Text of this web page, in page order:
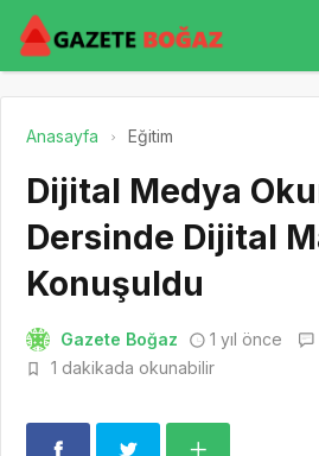
Anasayfa Eğitim
Dijital Medya
Dersinde Dijital
Konuşuldu
Gazete Boğaz 1 yıl önce
1 dakikada okunabilir